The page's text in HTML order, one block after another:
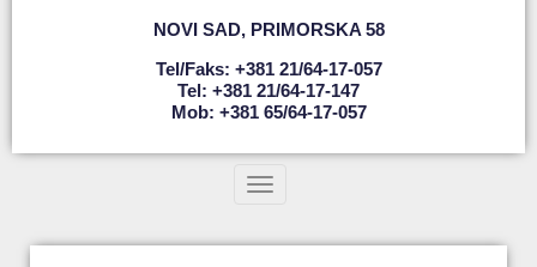
NOVI SAD, PRIMORSKA 58
Tel/faks: +381 21/64-17-057
Tel: +381 21/64-17-147
Mob: +381 65/64-17-057
Toggle navigation